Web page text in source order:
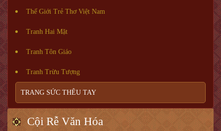
Thế Giới Trẻ Thơ Việt Nam
Tranh Hai Mặt
Tranh Tôn Giáo
Tranh Trừu Tượng
TRANG SỨC THÊU TAY
Cội Rễ Văn Hóa